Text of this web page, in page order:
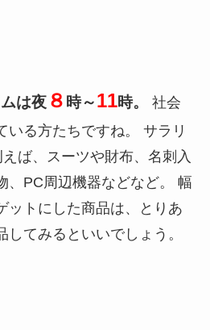
は夜８ 時～11時。
社会
いる方たちですね。 サラリ
ば、スーツや財布、名刺入
、PC周辺機器などなど。 幅
ットにした商品は、とりあ
してみるといいでしょう。